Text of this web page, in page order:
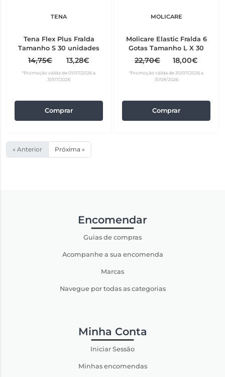
TENA
Tena Flex Plus Fralda
Tamanho S 30 unidades
14,75€ 13,28€
*Promoção válida de 01/07/2026 a
31/07/2026
Comprar
MOLICARE
Molicare Elastic Fralda 6
Gotas Tamanho L X 30
22,70€ 18,00€
*Promoção válida de 30/07/2026 a
31/08/2026
Comprar
« Anterior Próxima »
Encomendar
Guias de compras
Acompanhe a sua encomenda
Marcas
Navegue por todas as categorias
Minha Conta
Iniciar Sessão
Minhas encomendas